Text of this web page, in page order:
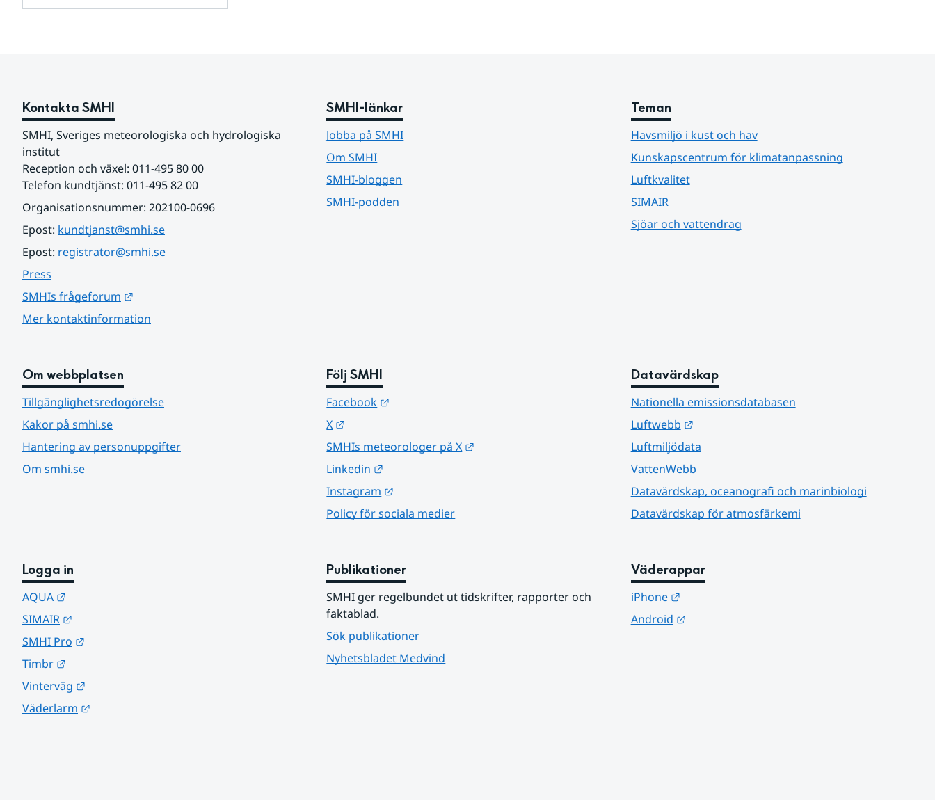
Tema
Kontakta SMHI
SMHI, Sveriges meteorologiska och hydrologiska
institut
Reception och växel: 011-495 80 00
Telefon kundtjänst: 011-495 82 00
Organisationsnummer: 202100-0696
Epost: kundtjanst@smhi.se
Epost: registrator@smhi.se
Press
SMHIs frågeforum
Mer kontaktinformation
SMHI-länkar
Jobba på SMHI
Om SMHI
SMHI-bloggen
SMHI-podden
Teman
Havsmiljö i kust och hav
Kunskapscentrum för klimatanpassning
Luftkvalitet
SIMAIR
Sjöar och vattendrag
Om webbplatsen
Tillgänglighetsredogörelse
Kakor på smhi.se
Hantering av personuppgifter
Om smhi.se
Följ SMHI
Facebook
X
SMHIs meteorologer på X
Linkedin
Instagram
Policy för sociala medier
Datavärdskap
Nationella emissionsdatabasen
Luftwebb
Länk till annan webbplats.
Luftmiljödata
VattenWebb
Datavärdskap, oceanografi och marinbiologi
Datavärdskap för atmosfärkemi
Logga in
AQUA
SIMAIR
SMHI Pro
Timbr
Vinterväg
Väderlarm
Publikationer
SMHI ger regelbundet ut tidskrifter, rapporter och
faktablad.
Sök publikationer
Nyhetsbladet Medvind
Väderappar
iPhone
Länk till annan webbplats.
Android
Länk till annan webbplats.